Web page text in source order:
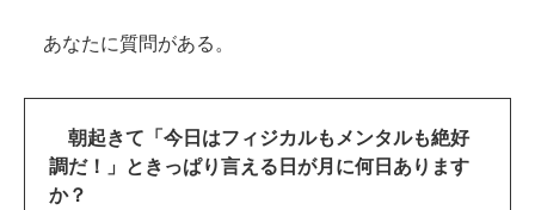
あなたに質問がある。
朝起きて「今日はフィジカルもメンタルも絶好
調だ！」ときっぱり言える日が月に何日あります
か？